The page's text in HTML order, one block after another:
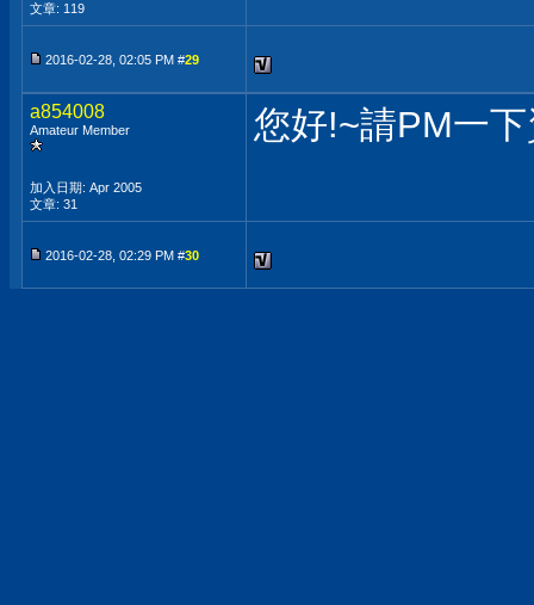
文章: 119
2016-02-28, 02:05 PM #29
a854008
Amateur Member
加入日期: Apr 2005
文章: 31
您好!~請PM一
2016-02-28, 02:29 PM #30